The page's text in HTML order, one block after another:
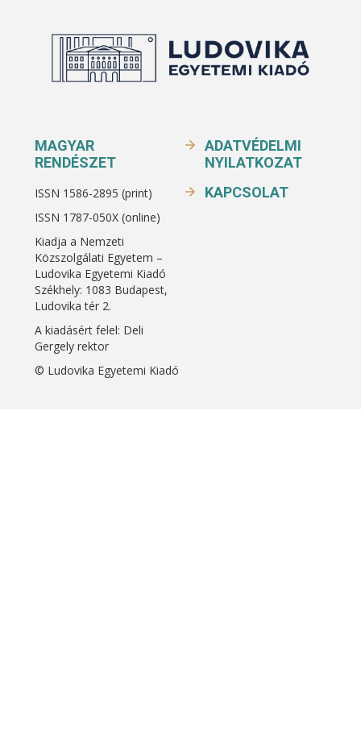
MAGYAR
RENDÉSZET
ISSN 1586-2895 (print)
ISSN 1787-050X (online)
Kiadja a Nemzeti
Közszolgálati Egyetem –
Ludovika Egyetemi Kiadó
Székhely: 1083 Budapest,
Ludovika tér 2.
A kiadásért felel: Deli
Gergely rektor
© Ludovika Egyetemi Kiadó
ADATVÉDELMI
NYILATKOZAT
KAPCSOLAT